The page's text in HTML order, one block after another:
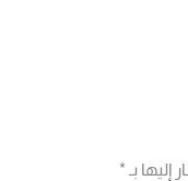
بـ *